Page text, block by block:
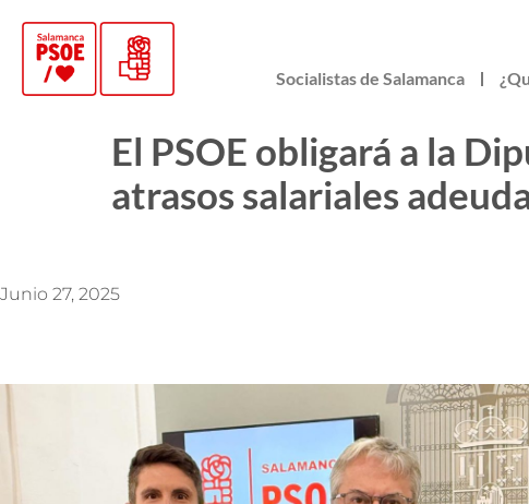
Socialistas de Salamanca
El PSOE obligará a la
atrasos salariales
Junio 27, 2025